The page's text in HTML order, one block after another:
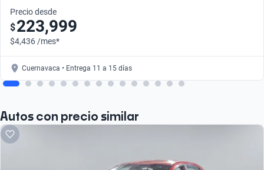
Precio desde
$223,999
$4,436 /mes*
Cuernavaca • Entrega 11 a 15 días
Autos con precio similar